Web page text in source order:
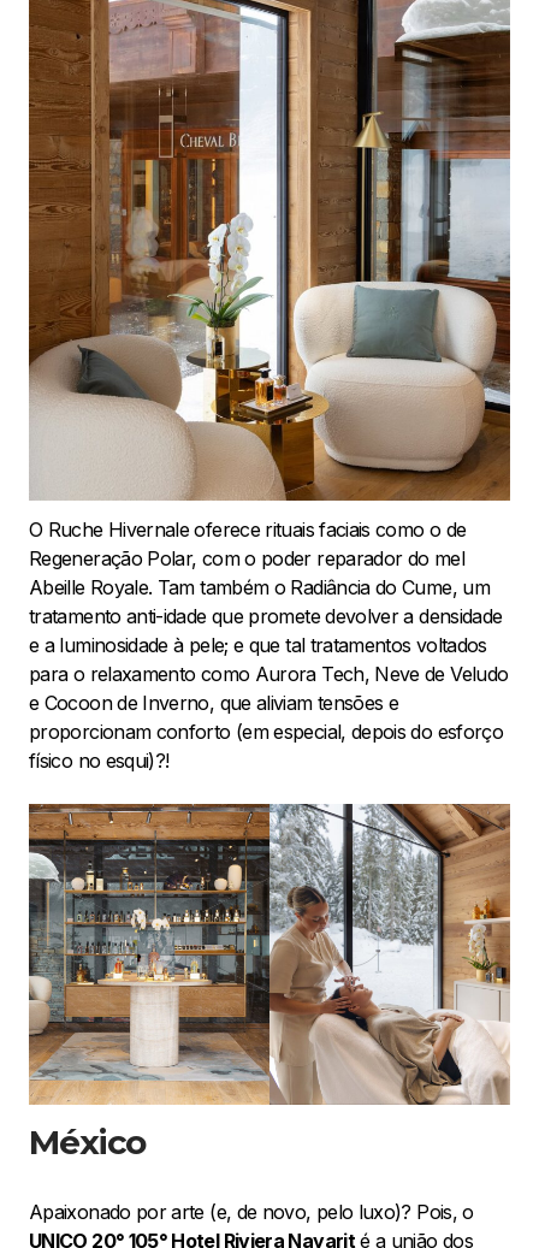
O Ruche Hivernale oferece rituais faciais como o de
Regeneração Polar, com o poder reparador do mel
Abeille Royale. Tam também o Radiância do Cume, um
tratamento anti-idade que promete devolver a densidade
e a luminosidade à pele; e que tal tratamentos voltados
para o relaxamento como Aurora Tech, Neve de Veludo
e Cocoon de Inverno, que aliviam tensões e
proporcionam conforto (em especial, depois do esforço
físico no esqui)?!
México
Apaixonado por arte (e, de novo, pelo luxo)? Pois, o
UNICO 20° 105° Hotel Riviera Nayarité a união dos